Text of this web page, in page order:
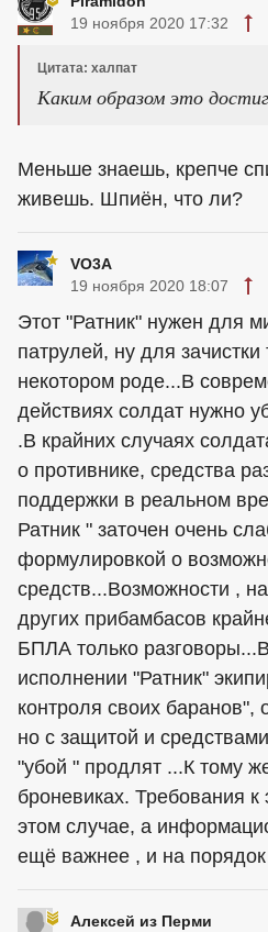
19 ноября 2020 17:32
Цитата: халпат
Каким образом это
Меньше знаешь, крепче
живешь. Шпиён, что ли?
VO3A
19 ноября 2020 18:07
Этот "Ратник" нужен для
патрулей, ну для зачистки
некотором роде...В
действиях солдат нужно
.В крайних случаях
о противнике, средства
поддержки в реальном
Ратник " заточен очень
формулировкой о
средств...Возможности ,
других прибамбасов
БПЛА только
исполнении "Ратник"
контроля своих баранов",
но с защитой и
"убой " продлят ...К тому
броневиках. Требования к
этом случае, а
ещё важнее , и на
Алексей из Перми